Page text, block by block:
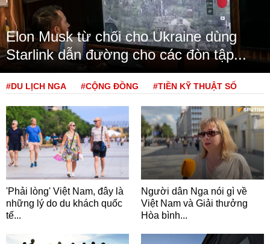
Elon Musk từ chối cho Ukraine dùng
Starlink dẫn đường cho các đòn tập...
#DU LỊCH NGA #CỘNG ĐỒNG #TIỀN KỸ THUẬT SỐ
'Phải lòng' Việt Nam, đây là
những lý do du khách quốc
tế...
Người dân Nga nói gì về
Việt Nam và Giải thưởng
Hòa bình...